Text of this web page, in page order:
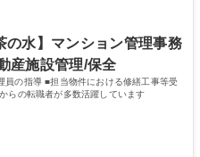
せ、相談対応 ・その他日常の総務
の水】マンション管理事務
産施設管理/保全
の指導 ■担当物件における修繕工事等受
の転職者が多数活躍しています